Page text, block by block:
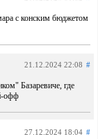
с конским бюджетом
21.12.2024 22:08 #
Базаревиче, где
офф
27.12.2024 18:04 #